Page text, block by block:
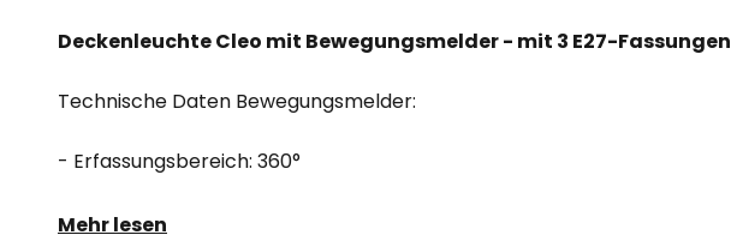
Deckenleuchte Cleo mit Bewegungsmelder - mit 3 E27-Fassungen
Technische Daten Bewegungsmelder:
- Erfassungsbereich: 360°
- Reichweite: max. 8 m
Mehr lesen